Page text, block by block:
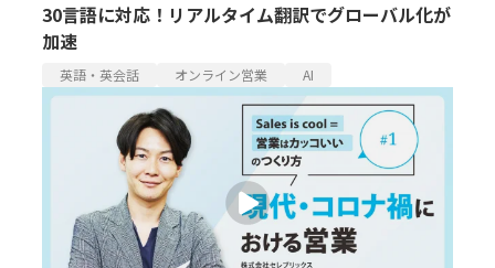
30言語に対応！リアルタイム翻訳でグローバル化が
加速
英語・英会話 オンライン営業 AI